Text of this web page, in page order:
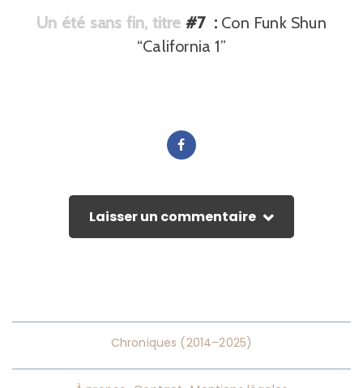
Un été sans fin, titre #7 : Con Funk Shun
“California 1”
Laisser un commentaire
Chroniques (2014–2025)